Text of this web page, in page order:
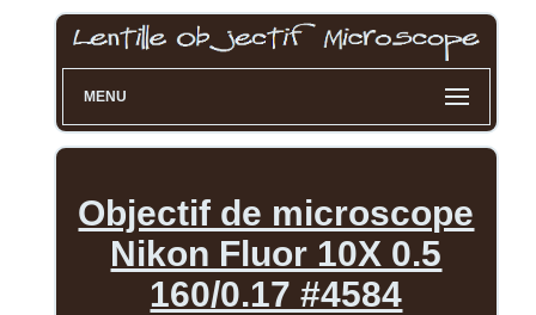
MENU
Objectif de microscope
Nikon Fluor 10X 0.5
160/0.17 #4584